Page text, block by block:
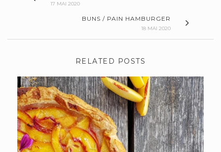
17 MAI 2020
BUNS / PAIN HAMBURGER
18 MAI 2020
RELATED POSTS